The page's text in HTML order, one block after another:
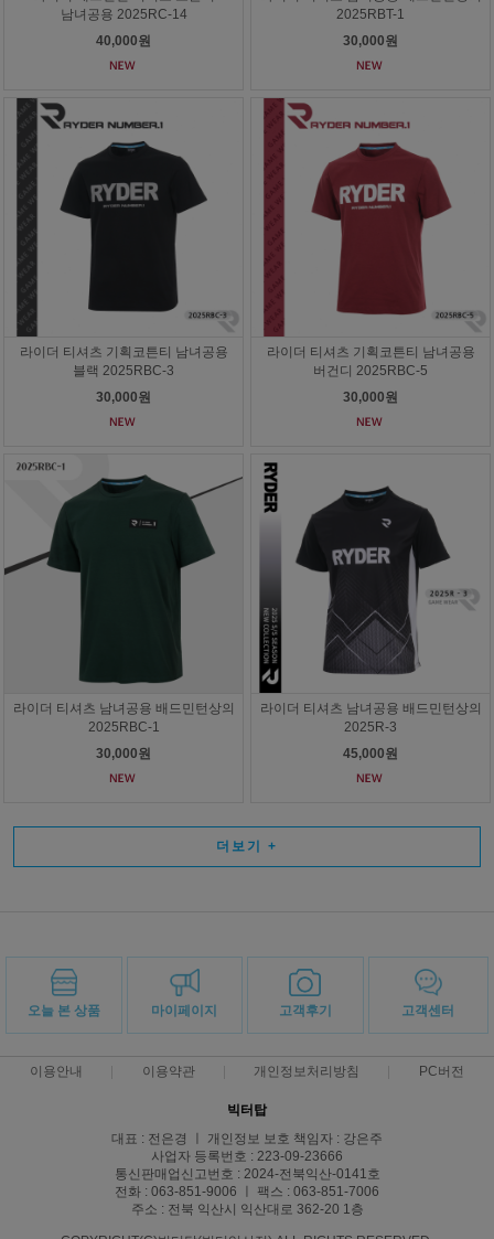
남녀공용 2025RC-14
40,000원
2025RBT-1
30,000원
라이더 티셔츠 기획코튼티 남녀공용
블랙 2025RBC-3
30,000원
라이더 티셔츠 기획코튼티 남녀공용
버건디 2025RBC-5
30,000원
라이더 티셔츠 남녀공용 배드민턴상의
2025RBC-1
30,000원
라이더 티셔츠 남녀공용 배드민턴상의
2025R-3
45,000원
더보기 +
오늘 본 상품 마이페이지 고객후기 고객센터
이용안내 이용약관 개인정보처리방침 PC버전
빅터탑
대표 : 전은경 ㅣ 개인정보 보호 책임자 : 강은주
사업자 등록번호 : 223-09-23666
통신판매업신고번호 : 2024-전북익산-0141호
전화 : 063-851-9006 ㅣ 팩스 : 063-851-7006
주소 : 전북 익산시 익산대로 362-20 1층